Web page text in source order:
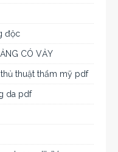
độc
CÓ VẢY
thuật thẩm mỹ pdf
da pdf